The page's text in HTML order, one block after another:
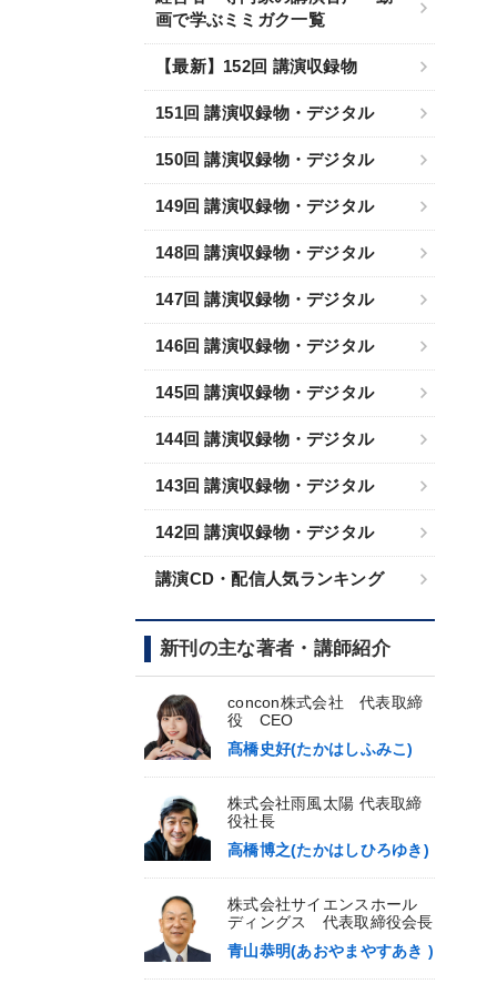
画で学ぶミミガク一覧
【最新】152回 講演収録物
151回 講演収録物・デジタル
150回 講演収録物・デジタル
149回 講演収録物・デジタル
148回 講演収録物・デジタル
147回 講演収録物・デジタル
146回 講演収録物・デジタル
145回 講演収録物・デジタル
144回 講演収録物・デジタル
143回 講演収録物・デジタル
142回 講演収録物・デジタル
講演CD・配信人気ランキング
新刊の主な著者・講師紹介
concon株式会社 代表取締
役 CEO
髙橋史好(たかはしふみこ)
株式会社雨風太陽 代表取締
役社長
高橋博之(たかはしひろゆき)
株式会社サイエンスホール
ディングス 代表取締役会長
青山恭明(あおやまやすあき )